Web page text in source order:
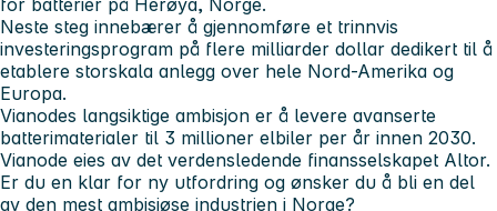
for batterier på Herøya, Norge.
Neste steg innebærer å gjennomføre et trinnvis
investeringsprogram på flere milliarder dollar dedikert til å
etablere storskala anlegg over hele Nord-Amerika og
Europa.
Vianodes langsiktige ambisjon er å levere avanserte
batterimaterialer til 3 millioner elbiler per år innen 2030.
Vianode eies av det verdensledende finansselskapet Altor.
Er du en klar for ny utfordring og ønsker du å bli en del
av den mest ambisiøse industrien i Norge?